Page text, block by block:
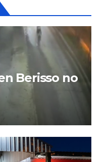
Berisso no